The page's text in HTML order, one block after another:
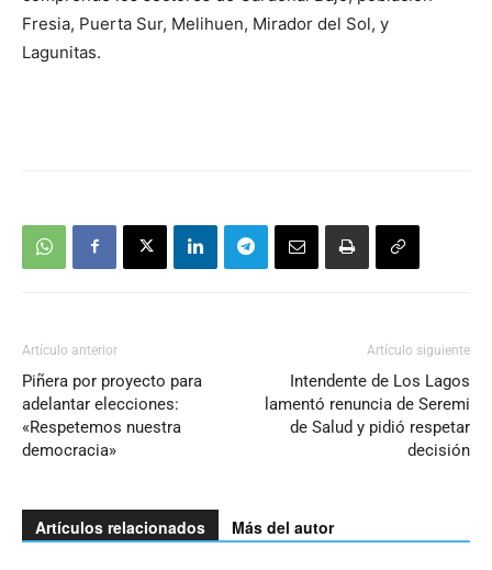
Fresia, Puerta Sur, Melihuen, Mirador del Sol, y
Lagunitas.
Artículo anterior
Piñera por proyecto para
adelantar elecciones:
«Respetemos nuestra
democracia»
Artículo siguiente
Intendente de Los Lagos
lamentó renuncia de Seremi
de Salud y pidió respetar
decisión
Artículos relacionados Más del autor